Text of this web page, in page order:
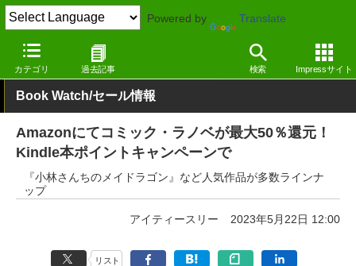
Powered by Translate
カテゴリ 過去記事 検索 Impressサイト
窓の杜 電子書籍・本
Book Watch/セール情報
Amazonにてコミック・ラノベが最大50％還元！
Kindle本ポイントキャンペーンで
『小林さんちのメイドラゴン』など人気作品が多数ラインナ
ップ
アイティースリー 2023年5月22日 12:00
リスト